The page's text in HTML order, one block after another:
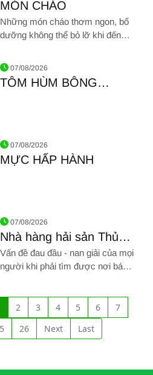
MÓN CHÁO
Những món cháo thơm ngon, bổ
dưỡng không thể bỏ lỡ khi đến
NƯỚNG PHÔ MAI
07/08/2026
TÔM HÙM BÔNG
07/08/2026
MỰC HẤP HÀNH
07/08/2026
Nhà hàng hải sản Thủ
Dầu Một chất lượng với
nguyên liệu tươi mới
Vấn đề đau đầu - nan giải của mọi
người khi phải tìm được nơi bán
ĐÂY RỒI!!! Nhà hàng hải sản
Giang Ghẹ sẽ là địa điểm đáp
ứng được tất cả nhu cầu nói trên
2 3 4 5 6
7
26 Next Last